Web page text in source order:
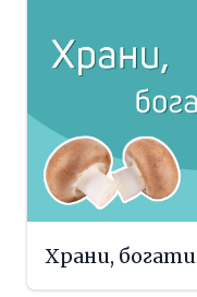
Храни,